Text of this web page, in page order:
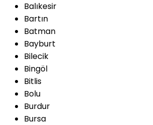
Balıkesir
Bartın
Batman
Bayburt
Bilecik
Bingöl
Bitlis
Bolu
Burdur
Bursa